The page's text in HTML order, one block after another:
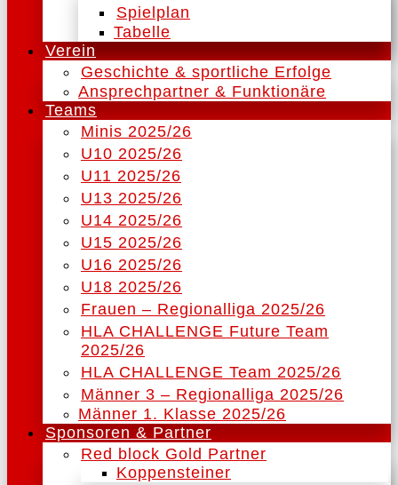
Spielplan
Tabelle
Verein
Geschichte & sportliche Erfolge
Ansprechpartner & Funktionäre
Teams
Minis 2025/26
U10 2025/26
U11 2025/26
U13 2025/26
U14 2025/26
U15 2025/26
U16 2025/26
U18 2025/26
Frauen – Regionalliga 2025/26
HLA CHALLENGE Future Team
2025/26
HLA CHALLENGE Team 2025/26
Männer 3 – Regionalliga 2025/26
Männer 1. Klasse 2025/26
Sponsoren & Partner
Red block Gold Partner
Koppensteiner